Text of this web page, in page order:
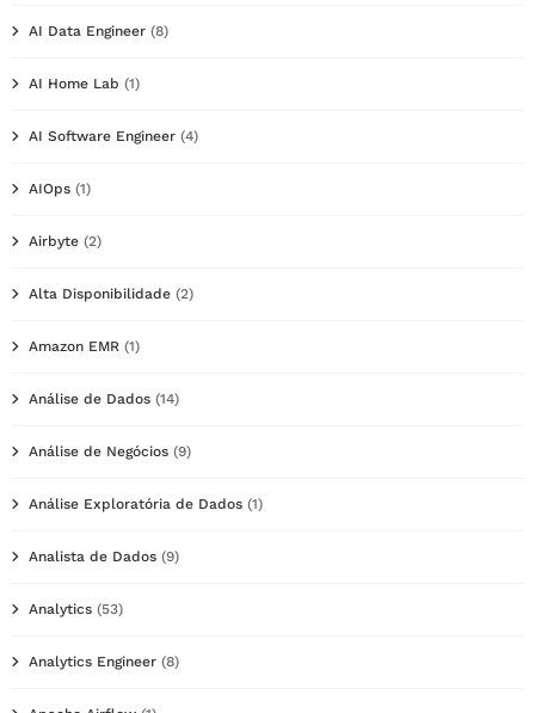
AI Data Engineer (8)
AI Home Lab (1)
AI Software Engineer (4)
AIOps (1)
Airbyte (2)
Alta Disponibilidade (2)
Amazon EMR (1)
Análise de Dados (14)
Análise de Negócios (9)
Análise Exploratória de Dados (1)
Analista de Dados (9)
Analytics (53)
Analytics Engineer (8)